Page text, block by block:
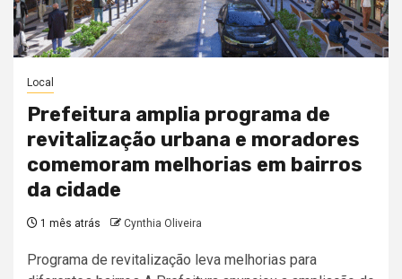
Local
Prefeitura amplia programa de
revitalização urbana e moradores
comemoram melhorias em bairros
da cidade
1 mês atrás Cynthia Oliveira
Programa de revitalização leva melhorias para